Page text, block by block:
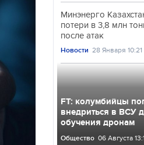
Минэнерго
потери в 3,8 млн
после атак
Новости 28 Января 10:21
FT: колумбийцы
внедриться в ВСУ
обучения дронам
Общество 06 Августа